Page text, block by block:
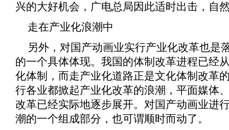
兴的大好机会，广电总局因此适时出击，自
走在产业化浪潮中
另外，对国产动画业实行产业化改革也是
的一个具体体现。我国的体制改革进程已经
化体制，而走产业化道路正是文化体制改革
行各业都掀起产业化改革的浪潮，平面媒体
改革已经实际地逐步展开。对国产动画业进
潮的一个组成部分，也可谓顺时而动了。